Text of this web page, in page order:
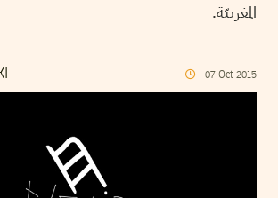
المغربيّة.
07 Oct 2015